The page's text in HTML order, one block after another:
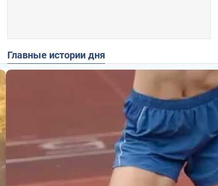
Главные истории дня